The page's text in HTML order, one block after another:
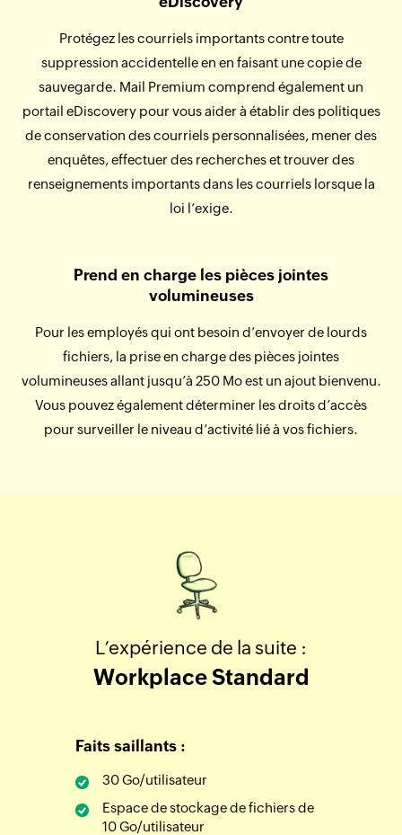
Protégez les courriels importants contre toute
suppression accidentelle en en faisant une copie de
sauvegarde. Mail Premium comprend également un
portail eDiscovery pour vous aider à établir des politiques
de conservation des courriels personnalisées, mener des
enquêtes, effectuer des recherches et trouver des
renseignements importants dans les courriels lorsque la
loi l’exige.
Prend en charge les pièces jointes
volumineuses
Pour les employés qui ont besoin d’envoyer de lourds
fichiers, la prise en charge des pièces jointes
volumineuses allant jusqu’à 250 Mo est un ajout bienvenu.
Vous pouvez également déterminer les droits d’accès
pour surveiller le niveau d’activité lié à vos fichiers.
L’expérience de la suite :
Workplace Standard
Faits saillants :
30 Go/utilisateur
Espace de stockage de fichiers de
10 Go/utilisateur